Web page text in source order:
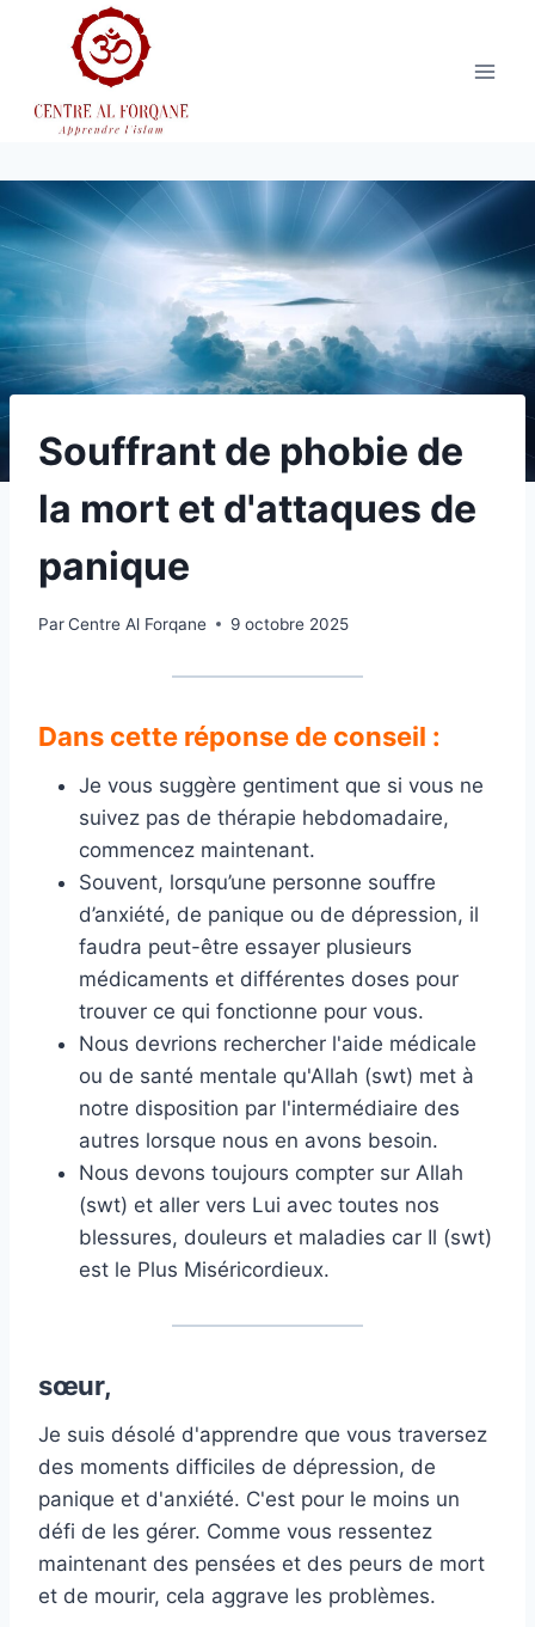
Souffrant de phobie de
la mort et d'attaques de
panique
ParCentre Al Forqane 9 octobre 2025
Dans cette réponse de conseil :
Je vous suggère gentiment que si vous ne
suivez pas de thérapie hebdomadaire,
commencez maintenant.
Souvent, lorsqu’une personne souffre
d’anxiété, de panique ou de dépression, il
faudra peut-être essayer plusieurs
médicaments et différentes doses pour
trouver ce qui fonctionne pour vous.
Nous devrions rechercher l'aide médicale
ou de santé mentale qu'Allah (swt) met à
notre disposition par l'intermédiaire des
autres lorsque nous en avons besoin.
Nous devons toujours compter sur Allah
(swt) et aller vers Lui avec toutes nos
blessures, douleurs et maladies car Il (swt)
est le Plus Miséricordieux.
sœur,
Je suis désolé d'apprendre que vous traversez
des moments difficiles de dépression, de
panique et d'anxiété. C'est pour le moins un
défi de les gérer. Comme vous ressentez
maintenant des pensées et des peurs de mort
et de mourir, cela aggrave les problèmes.